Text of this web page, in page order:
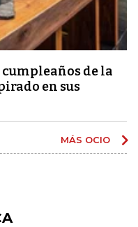
de la
en sus
MÁS OCIO